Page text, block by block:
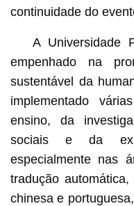
continuidade do
A Universidade
empenhado na
sustentável da
implementado
ensino, da
sociais e da
especialmente nas
tradução
chinesa e